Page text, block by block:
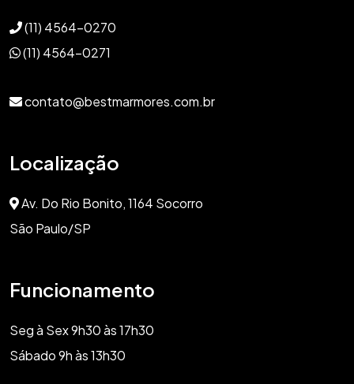
(11) 4564-0270
(11) 4564-0271
contato@bestmarmores.com.br
Localização
Av. Do Rio Bonito, 1164 Socorro
São Paulo/SP
Funcionamento
Seg à Sex 9h30 às 17h30
Sábado 9h às 13h30